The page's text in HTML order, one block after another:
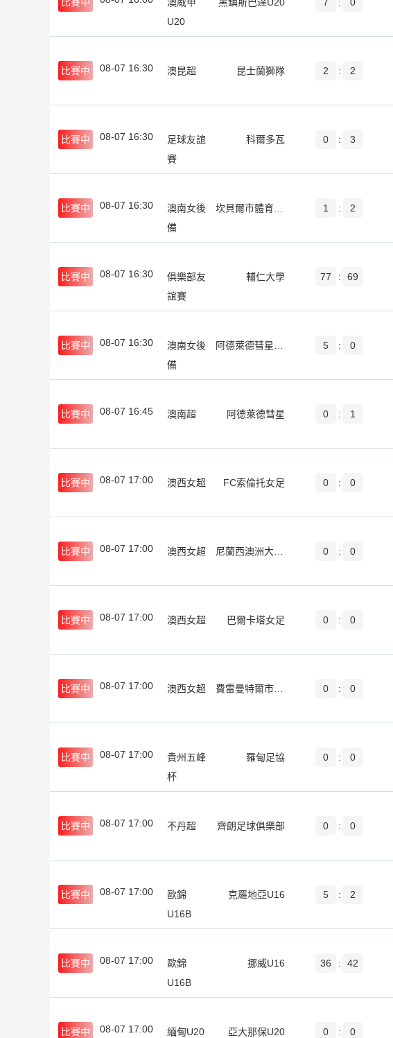
U20
比賽中 08-07 16:30 澳昆超 昆士蘭獅隊 2 : 2
比賽中 08-07 16:30
足球友誼
賽
科爾多瓦 0 : 3
比賽中 08-07 16:30
澳南女後
備
1 : 2
比賽中 08-07 16:30
俱樂部友
誼賽
輔仁大學 77 : 69
比賽中 08-07 16:30
澳南女後
備
5 : 0
比賽中 08-07 16:45 澳南超 阿德萊德彗星 0 : 1
比賽中 08-07 17:00 澳西女超 FC索倫托女足 0 : 0
比賽中 08-07 17:00 澳西女超 0 : 0
比賽中 08-07 17:00 澳西女超 巴爾卡塔女足 0 : 0
比賽中 08-07 17:00 澳西女超 0 : 0
比賽中 08-07 17:00
貴州五峰
杯
羅甸足協 0 : 0
比賽中 08-07 17:00 不丹超 齊朗足球俱樂部 0 : 0
比賽中 08-07 17:00
歐錦
U16B
克羅地亞U16 5 : 2
比賽中 08-07 17:00
歐錦
U16B
挪威U16 36 : 42
比賽中 08-07 17:00 緬甸U20 亞大那保U20 0 : 0